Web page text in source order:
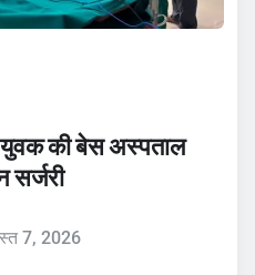
युवक की बेस अस्पताल
सर्जरी
7, 2026